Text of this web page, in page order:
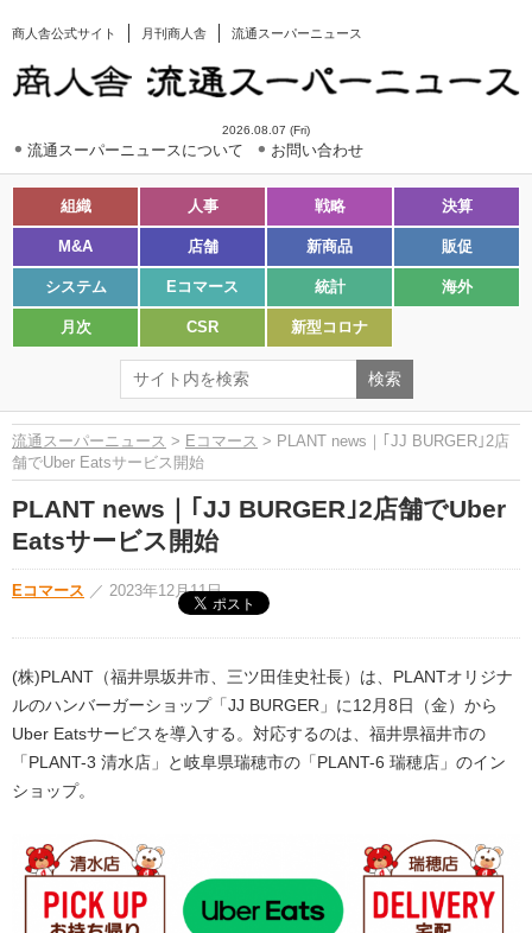
商人舎公式サイト 月刊商人舎 流通スーパーニュース
2026.08.07 (Fri)
流通スーパーニュースについて お問い合わせ
組織 人事 戦略 決算
M&A 店舗 新商品 販促
システム Eコマース 統計 海外
月次 CSR 新型コロナ
流通スーパーニュース > Eコマース > PLANT news｜｢JJ BURGER｣2店
舗でUber Eatsサービス開始
PLANT news｜｢JJ BURGER｣2店舗でUber
Eatsサービス開始
Eコマース ／ 2023年12月11日
(株)PLANT（福井県坂井市、三ツ田佳史社長）は、PLANTオリジナ
ルのハンバーガーショップ「JJ BURGER」に12月8日（金）から
Uber Eatsサービスを導入する。対応するのは、福井県福井市の
「PLANT-3 清水店」と岐阜県瑞穂市の「PLANT-6 瑞穂店」のイン
ショップ。